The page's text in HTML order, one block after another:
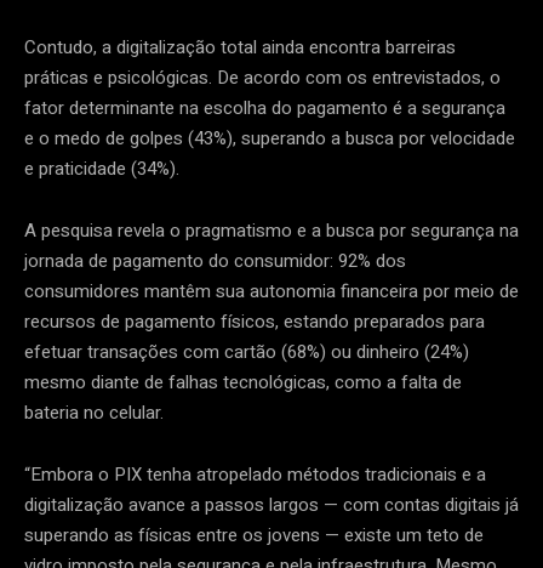
Contudo, a digitalização total ainda encontra barreiras
práticas e psicológicas. De acordo com os entrevistados, o
fator determinante na escolha do pagamento é a segurança
e o medo de golpes (43%), superando a busca por velocidade
e praticidade (34%).
A pesquisa revela o pragmatismo e a busca por segurança na
jornada de pagamento do consumidor: 92% dos
consumidores mantêm sua autonomia financeira por meio de
recursos de pagamento físicos, estando preparados para
efetuar transações com cartão (68%) ou dinheiro (24%)
mesmo diante de falhas tecnológicas, como a falta de
bateria no celular.
“Embora o PIX tenha atropelado métodos tradicionais e a
digitalização avance a passos largos — com contas digitais já
superando as físicas entre os jovens — existe um teto de